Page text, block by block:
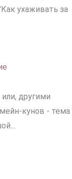
ухаживать за
другими
кунов - тема